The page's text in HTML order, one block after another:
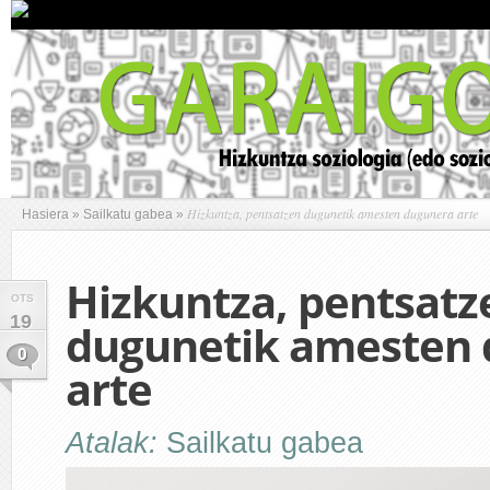
Hasiera » Sailkatu gabea » Hizkuntza, pentsatzen dugunetik amesten dugunera arte
OTS
19
0
Hizkuntza,
dugunetik amesten
arte
Atalak: Sailkatu gabea